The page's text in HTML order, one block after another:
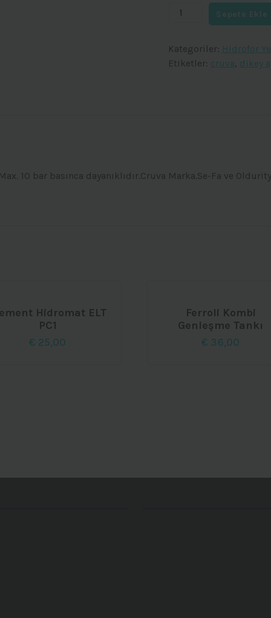
Hidrofor
Genleşme
100
LT
Sepete Ekle
Kategoriler: Hidrofor
Etiketler: cruva, dikey
10 bar basınca dayanıklıdır.Cruva Marka.Se-Fa ve
Hidromat ELT
PC1
€ 25,00
Ferroli Kombi
Genleşme Tankı
€ 36,00